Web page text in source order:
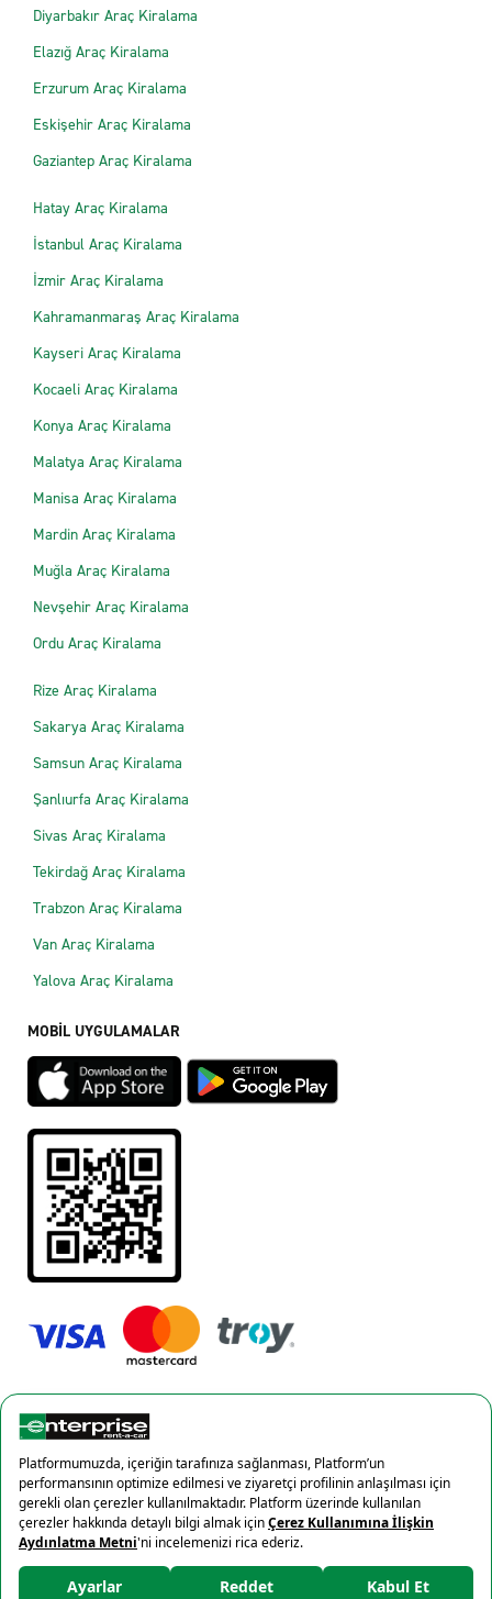
Diyarbakır Araç Kiralama
Elazığ Araç Kiralama
Erzurum Araç Kiralama
Eskişehir Araç Kiralama
Gaziantep Araç Kiralama
Hatay Araç Kiralama
İstanbul Araç Kiralama
İzmir Araç Kiralama
Kahramanmaraş Araç Kiralama
Kayseri Araç Kiralama
Kocaeli Araç Kiralama
Konya Araç Kiralama
Malatya Araç Kiralama
Manisa Araç Kiralama
Mardin Araç Kiralama
Muğla Araç Kiralama
Nevşehir Araç Kiralama
Ordu Araç Kiralama
Rize Araç Kiralama
Sakarya Araç Kiralama
Samsun Araç Kiralama
Şanlıurfa Araç Kiralama
Sivas Araç Kiralama
Tekirdağ Araç Kiralama
Trabzon Araç Kiralama
Van Araç Kiralama
Yalova Araç Kiralama
MOBİL UYGULAMALAR
Gizlilik Politikası
Çerez politikası
© 2022 Yes Oto Kiralama ve Turizm Yatırımları A.Ş.
×
%10 İndirim